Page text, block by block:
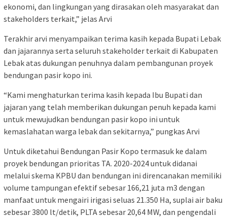
ekonomi, dan lingkungan yang dirasakan oleh masyarakat dan
stakeholders terkait,” jelas Arvi
Terakhir arvi menyampaikan terima kasih kepada Bupati Lebak
dan jajarannya serta seluruh stakeholder terkait di Kabupaten
Lebak atas dukungan penuhnya dalam pembangunan proyek
bendungan pasir kopo ini.
“Kami menghaturkan terima kasih kepada Ibu Bupati dan
jajaran yang telah memberikan dukungan penuh kepada kami
untuk mewujudkan bendungan pasir kopo ini untuk
kemaslahatan warga lebak dan sekitarnya,” pungkas Arvi
Untuk diketahui Bendungan Pasir Kopo termasuk ke dalam
proyek bendungan prioritas TA. 2020-2024 untuk didanai
melalui skema KPBU dan bendungan ini direncanakan memiliki
volume tampungan efektif sebesar 166,21 juta m3 dengan
manfaat untuk mengairi irigasi seluas 21.350 Ha, suplai air baku
sebesar 3800 lt/detik, PLTA sebesar 20,64 MW, dan pengendali